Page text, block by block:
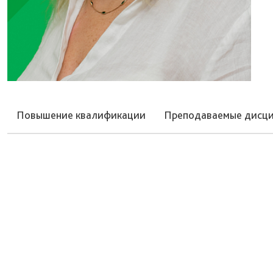
Повышение квалификации Преподаваемые